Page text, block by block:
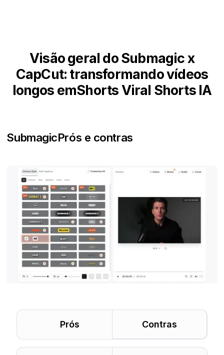
Visão geral do Submagic x
CapCut: transformando vídeos
longos emShorts Viral Shorts IA
SubmagicPrós e contras
Prós Contras